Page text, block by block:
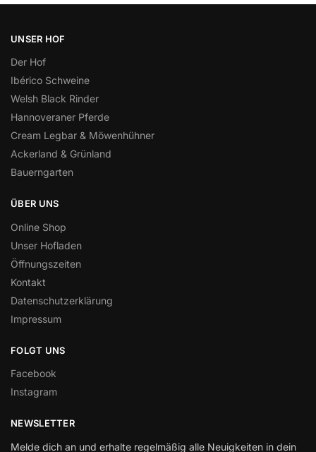
UNSER HOF
Der Hof
Ibérico Schweine
Welsh Black Rinder
Hannoveraner Pferde
Cream Legbar & Möwenhühner
Ackerland & Grünland
Bauerngarten
ÜBER UNS
Online Shop
Unser Hofladen
Öffnungszeiten
Kontakt
Datenschutzerklärung
Impressum
FOLGT UNS
Facebook
Instagram
NEWSLETTER
Melde dich an und erhalte regelmäßig alle Neuigkeiten in dein